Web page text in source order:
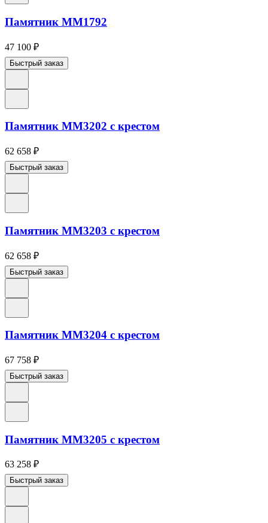
Памятник ММ1792
47 100 ₽
Быстрый заказ
Памятник ММ3202 с крестом
62 658 ₽
Быстрый заказ
Памятник ММ3203 с крестом
62 658 ₽
Быстрый заказ
Памятник ММ3204 с крестом
67 758 ₽
Быстрый заказ
Памятник ММ3205 с крестом
63 258 ₽
Быстрый заказ